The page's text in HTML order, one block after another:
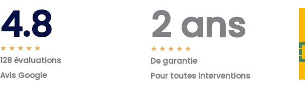
4.8
★ ★ ★ ★ ★
o
t
128 évaluations
Avis Google
2 ans
★ ★ ★ ★ ★
o
De garantie
Pour toutes interventions